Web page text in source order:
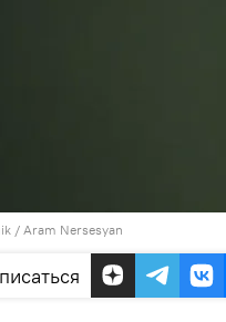
/ Aram Nersesyan